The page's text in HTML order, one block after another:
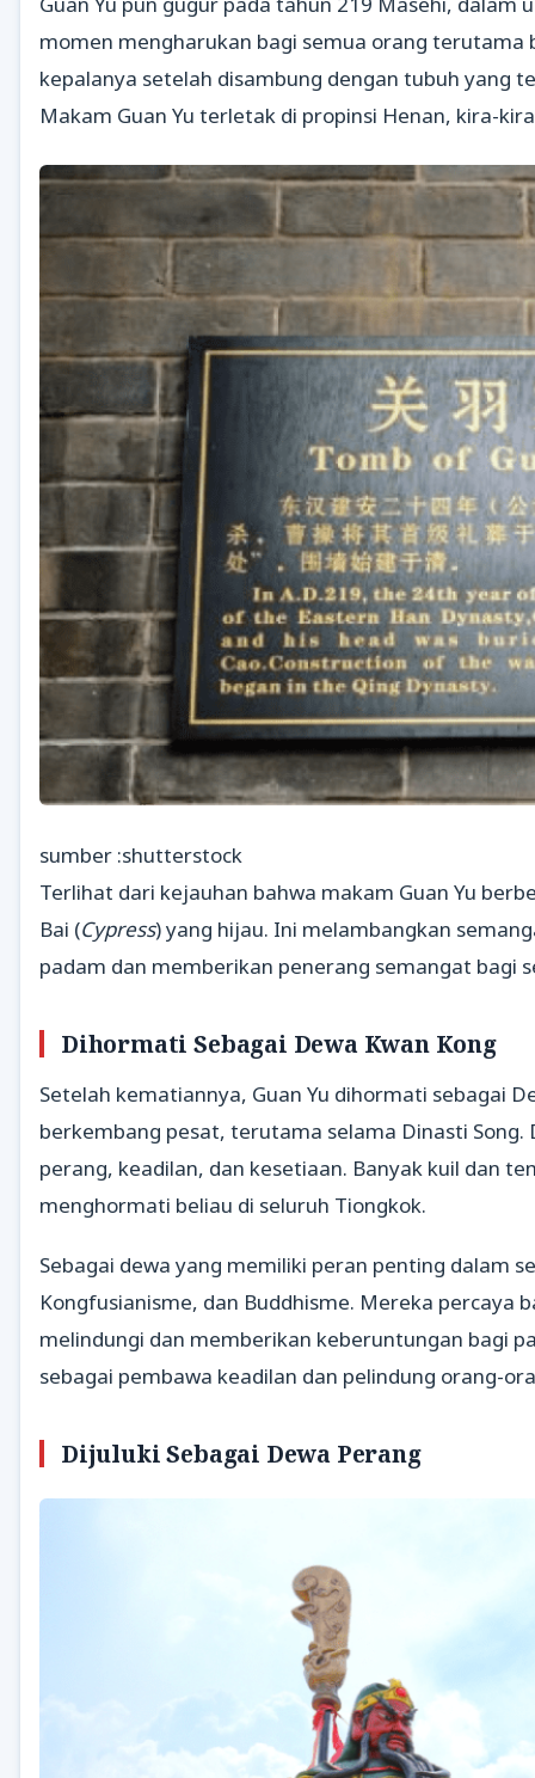
momen mengharukan bagi semua orang terutama
kepalanya setelah disambung dengan tubuh yang
Makam Guan Yu terletak di propinsi Henan, kira-
sumber :shutterstock
Terlihat dari kejauhan bahwa makam Guan Yu
Bai (Cypress) yang hijau. Ini melambangkan
padam dan memberikan penerang semangat bagi
Dihormati Sebagai Dewa Kwan Kong
Setelah kematiannya, Guan Yu dihormati sebagai
berkembang pesat, terutama selama Dinasti Song.
perang, keadilan, dan kesetiaan. Banyak kuil dan
menghormati beliau di seluruh Tiongkok.
Sebagai dewa yang memiliki peran penting dalam
Kongfusianisme, dan Buddhisme. Mereka percaya
melindungi dan memberikan keberuntungan bagi
sebagai pembawa keadilan dan pelindung orang-
Dijuluki Sebagai Dewa Perang